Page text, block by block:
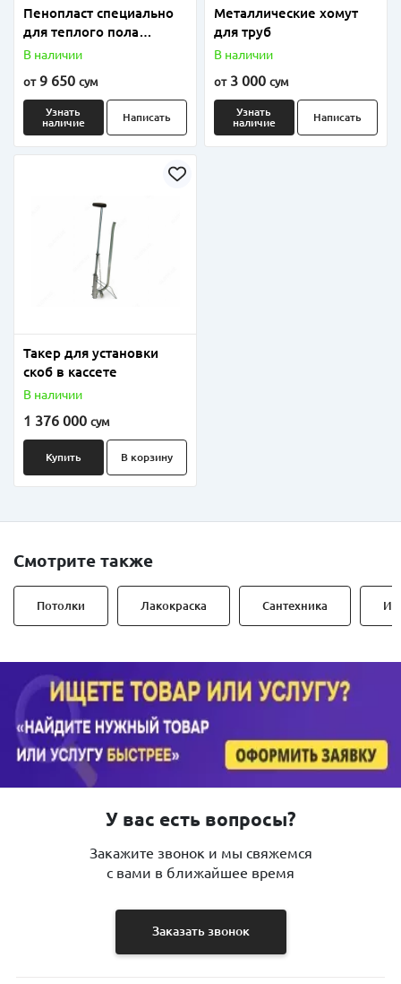
Пенопласт специально
для теплого пола
плотность от 18 до 25
В наличии
от9 650 сум
Узнать
наличие
Написать
Металлические хомут
для труб
В наличии
от3 000 сум
Узнать
наличие
Написать
Такер для установки
скоб в кассете
В наличии
1 376 000 сум
Купить В корзину
Смотрите также
Потолки Лакокраска Сантехника
У вас есть вопросы?
Закажите звонок и мы свяжемся
с вами в ближайшее время
Заказать звонок